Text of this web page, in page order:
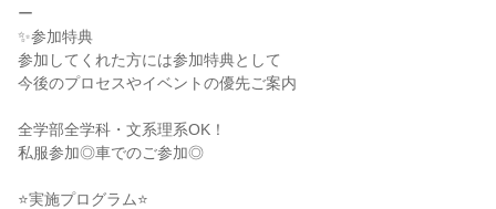
ー
✨参加特典
参加してくれた方には参加特典として
今後のプロセスやイベントの優先ご案内
全学部全学科・文系理系OK！
私服参加◎車でのご参加◎
⭐実施プログラム⭐